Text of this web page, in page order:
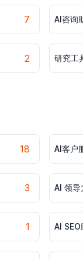
7 AI咨询
2 研究工
18 AI客户
3 AI 领导
1 AI SEO